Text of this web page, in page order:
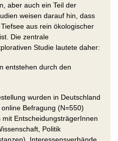
aber auch ein Teil der
weisen darauf hin, dass
aus rein ökologischer
Die zentrale
Studie lautete daher:
entstehen durch den
wurden in Deutschland
Befragung (N=550)
EntscheidungsträgerInnen
Politik
Interessensverbände